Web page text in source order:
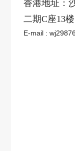
香港地址：
二期C座13楼
E-mail :